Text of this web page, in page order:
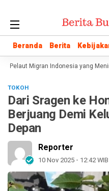
Beranda Berita
Beranda Berita
Pelaut Migran Indonesia yang
TOKOH
Dari Sragen ke
Berjuang Demi
Depan
Reporter
10 Nov 2025 - 12:42 WIB